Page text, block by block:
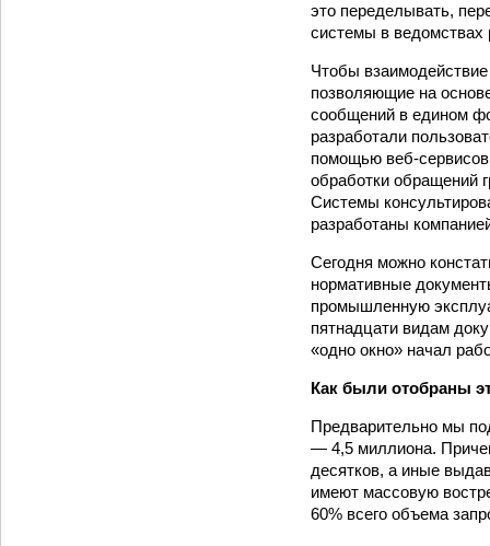
это переделывать,
системы в ведомствах
Чтобы
позволяющие на
сообщений в едином
разработали
помощью
обработки обращений
Системы
разработаны
Сегодня можно
нормативные
промышленную
пятнадцати видам
«одно окно» начал
Как были отобраны
Предварительно мы
— 4,5 миллиона.
десятков, а иные
имеют массовую
60% всего объема